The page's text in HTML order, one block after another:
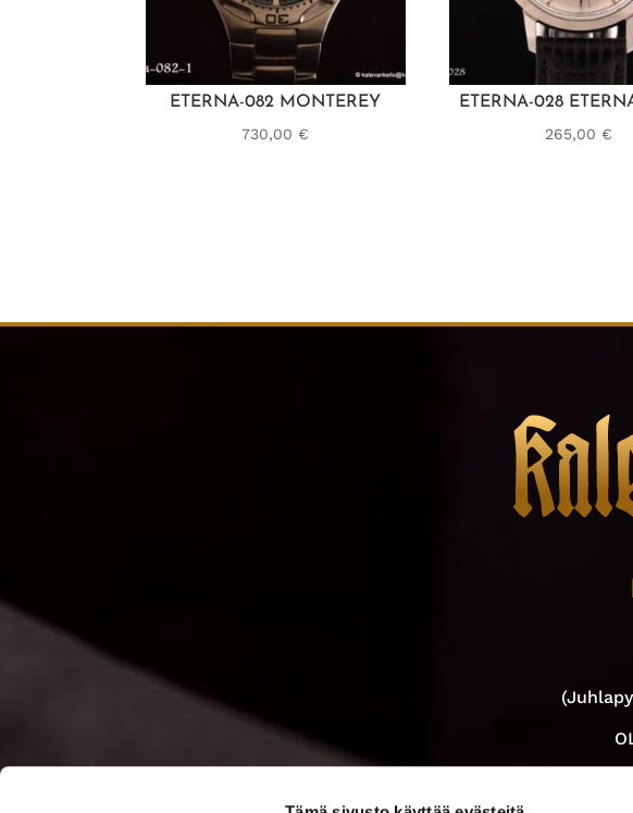
ETERNA-082 MONTEREY
730,00 €
ETERNA-028
265,00 €